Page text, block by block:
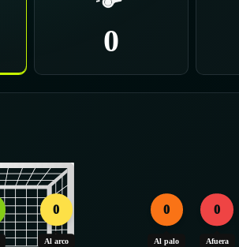
0
0
Al arco
0
Al palo
0
Afuera